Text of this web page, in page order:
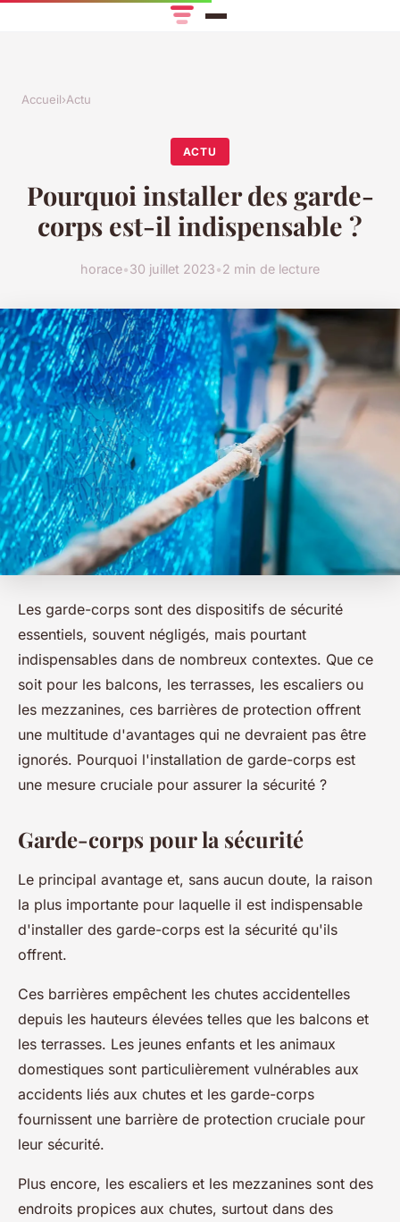
Accueil›Actu
ACTU
Pourquoi installer des garde-
corps est-il indispensable ?
horace•30 juillet 2023•2 min de lecture
Les garde-corps sont des dispositifs de sécurité
essentiels, souvent négligés, mais pourtant
indispensables dans de nombreux contextes. Que ce
soit pour les balcons, les terrasses, les escaliers ou
les mezzanines, ces barrières de protection offrent
une multitude d'avantages qui ne devraient pas être
ignorés. Pourquoi l'installation de garde-corps est
une mesure cruciale pour assurer la sécurité ?
Garde-corps pour la sécurité
Le principal avantage et, sans aucun doute, la raison
la plus importante pour laquelle il est indispensable
d'installer des garde-corps est la sécurité qu'ils
offrent.
Ces barrières empêchent les chutes accidentelles
depuis les hauteurs élevées telles que les balcons et
les terrasses. Les jeunes enfants et les animaux
domestiques sont particulièrement vulnérables aux
accidents liés aux chutes et les garde-corps
fournissent une barrière de protection cruciale pour
leur sécurité.
Plus encore, les escaliers et les mezzanines sont des
endroits propices aux chutes, surtout dans des